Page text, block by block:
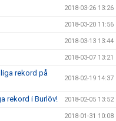
2018-03-26 13:26
2018-03-20 11:56
2018-03-13 13:44
2018-03-07 13:21
rekord på
2018-02-19 14:37
rekord i Burlöv! 2018-02-05 13:52
2018-01-31 10:08